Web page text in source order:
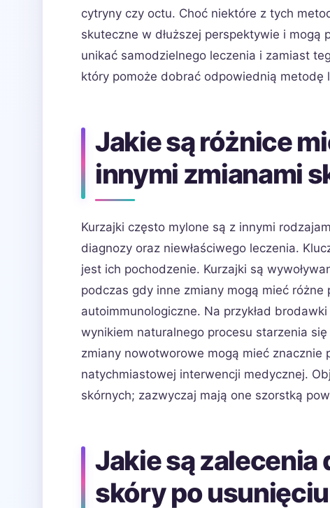
cytryny czy octu. Choć niektóre z tych
skuteczne w dłuższej perspektywie i
unikać samodzielnego leczenia i zamiast
który pomoże dobrać odpowiednią metodę
Jakie są różnice
innymi zmianami
Kurzajki często mylone są z innymi
diagnozy oraz niewłaściwego leczenia.
jest ich pochodzenie. Kurzajki są
podczas gdy inne zmiany mogą mieć
autoimmunologiczne. Na przykład
wynikiem naturalnego procesu starzenia
zmiany nowotworowe mogą mieć
natychmiastowej interwencji medycznej.
skórnych; zazwyczaj mają one szorstką
Jakie są
skóry po